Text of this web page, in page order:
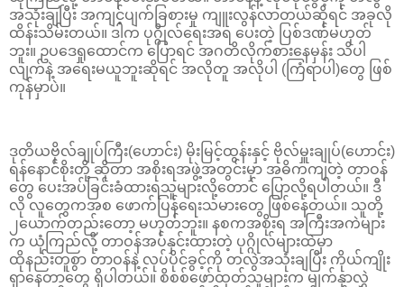
အသုံးချပြီး အကျင့်ပျက်ခြစားမှု ကျူးလွန်လာတယ်ဆိုရင် အခုလို
ထိန်းသိမ်းတယ်။ ဒါက ပုဂ္ဂိုလ်ရေးအရ ပေးတဲ့ ပြစ်ဒဏ်မဟုတ်
ဘူး။ ဥပဒေရှုထောင်က ပြောရင် အဂတိလိုက်စားနေမှန်း သိပါ
လျက်နဲ့ အရေးမယူဘူးဆိုရင် အလိုတူ အလိုပါ (ကြံရာပါ)တွေ ဖြစ်
ကုန်မှာပဲ။
ဒုတိယဗိုလ်ချုပ်ကြီး(ဟောင်း) မိုးမြင့်ထွန်းနှင့် ဗိုလ်မှူးချုပ်(ဟောင်း)
ရန်နောင်စိုးတို့ ဆိုတာ အစိုးရအဖွဲ့အတွင်းမှာ အဓိကကျတဲ့ တာဝန်
တွေ ပေးအပ်ခြင်းခံထားရသူများလို့တောင် ပြောလို့ရပါတယ်။ ဒီ
လို လူတွေကအစ ဖောက်ပြန်ရေးသမားတွေ ဖြစ်နေတယ်။ သူတို့
၂ယောက်တည်းတော့ မဟုတ်ဘူး။ နစကအစိုးရ အကြီးအကဲများ
က ယုံကြည်လို့ တာဝန်အပ်နှင်းထားတဲ့ ပုဂ္ဂိုလ်များထဲမှာ
ထိုနည်းတူစွာ တာဝန်နဲ့ လုပ်ပိုင်ခွင့်ကို တလွဲအသုံးချပြီး ကိုယ်ကျိုး
ရှာနေတာတွေ ရှိပါတယ်။ စိစစ်ဖော်ထုတ်သူများက မျက်နှာလွှဲ